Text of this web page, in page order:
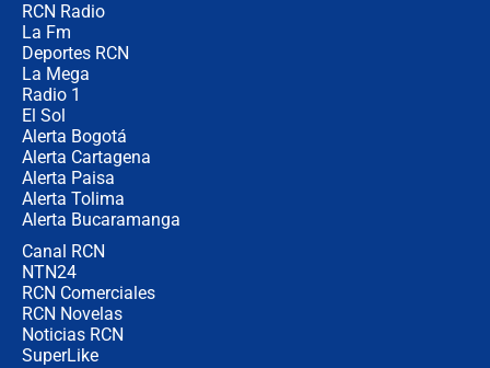
RCN Radio
La Fm
Deportes RCN
La Mega
Radio 1
El Sol
Alerta Bogotá
Alerta Cartagena
Alerta Paisa
Alerta Tolima
Alerta Bucaramanga
Canal RCN
NTN24
RCN Comerciales
RCN Novelas
Noticias RCN
SuperLike